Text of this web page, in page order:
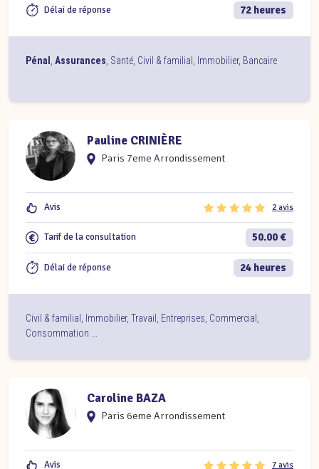
Délai de réponse 72 heures
Pénal Assurances Santé Civil & familial Immobilier, Bancaire
Pauline CRINIÈRE
Paris 7eme Arrondissement
Avis 2 avis
Tarif de la consultation 50.00 €
Délai de réponse 24 heures
Civil & familial Immobilier, Travail Entreprises Commercial
Consommation
Caroline BAZA
Paris 6eme Arrondissement
Avis 7 avis